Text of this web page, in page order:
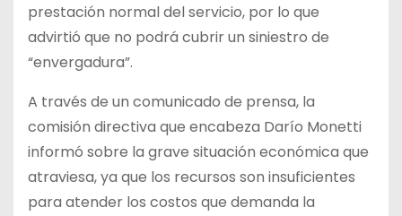
prestación normal del servicio, por lo que
advirtió que no podrá cubrir un siniestro de
“envergadura”.
A través de un comunicado de prensa, la
comisión directiva que encabeza Darío Monetti
informó sobre la grave situación económica que
atraviesa, ya que los recursos son insuficientes
para atender los costos que demanda la